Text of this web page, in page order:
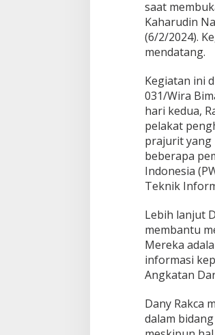
r
m
a
i
saat
Kaharudin
(6/2/2024).
mendatang.
Kegiatan ini
031/Wira
hari kedua,
pelakat
prajurit yang
beberapa
Indonesia
Teknik
Lebih lanjut
membantu
Mereka
informasi
Angkatan
Dany Rakca
dalam